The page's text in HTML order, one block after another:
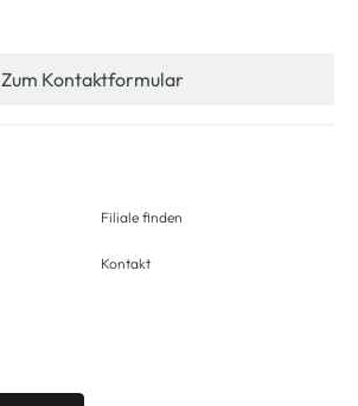
Zum Kontaktformular
Filiale finden
Kontakt